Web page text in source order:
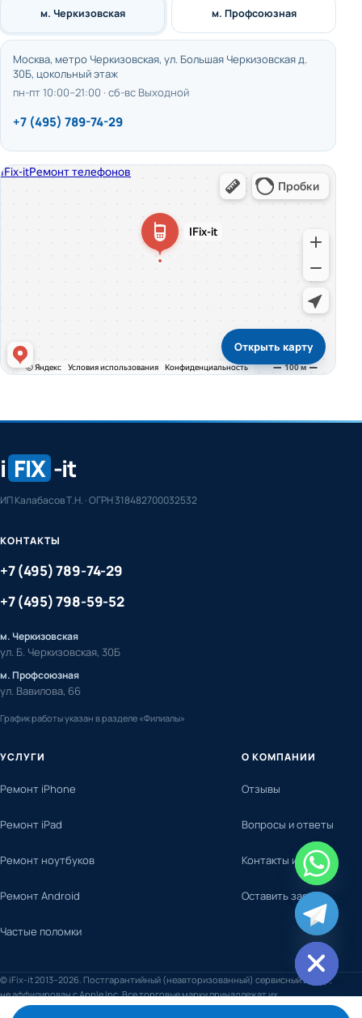
м. Черкизовская
Москва, метро Черкизовская, ул. Большая Черкизовская д.
30Б, цокольный этаж
пн-пт 10:00–21:00 · сб-вс Выходной
+7 (495) 789-74-29
м. Профсоюзная
Открыть карту
i FIX -it
ИП Калабасов Т.Н. · ОГРН 318482700032532
УСЛУГИ
Ремонт iPhone
Ремонт iPad
Ремонт ноутбуков
Ремонт Android
Частые поломки
О КОМПАНИИ
Отзывы
Вопросы и ответы
Контакты и адреса
Оставить заявку
КОНТАКТЫ
+7 (495) 789-74-29
+7 (495) 798-59-52
м. Черкизовская
ул. Б. Черкизовская, 30Б
м. Профсоюзная
ул. Вавилова, 66
График работы указан в разделе «Филиалы»
© iFix-it 2013–2026. Постгарантийный (неавторизованный) сервисный центр,
не аффилирован с Apple Inc. Все торговые марки принадлежат их
правообладателям.
Hide
chaty